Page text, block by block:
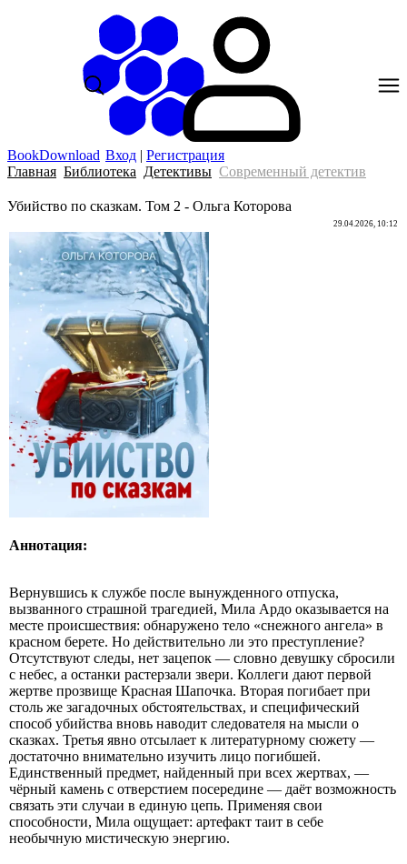
BookDownload Вход | Регистрация
Главная Библиотека Детективы Современный детектив
Убийство по сказкам. Том 2 - Ольга Которова
29.04.2026, 10:12
Аннотация:
Вернувшись к службе после вынужденного отпуска,
вызванного страшной трагедией, Мила Ардо оказывается на
месте происшествия: обнаружено тело «снежного ангела» в
красном берете. Но действительно ли это преступление?
Отсутствуют следы, нет зацепок — словно девушку сбросили
с небес, а останки растерзали звери. Коллеги дают первой
жертве прозвище Красная Шапочка. Вторая погибает при
столь же загадочных обстоятельствах, и специфический
способ убийства вновь наводит следователя на мысли о
сказках. Третья явно отсылает к литературному сюжету —
достаточно внимательно изучить лицо погибшей.
Единственный предмет, найденный при всех жертвах, —
чёрный камень с отверстием посередине — даёт возможность
связать эти случаи в единую цепь. Применяя свои
способности, Мила ощущает: артефакт таит в себе
необычную мистическую энергию.